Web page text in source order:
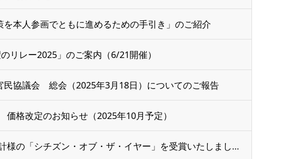
を本人参画でともに進めるための手引き」のご紹介
リレー2025」のご案内（6/21開催）
民協議会 総会（2025年3月18日）についてのご報告
格改定のお知らせ（2025年10月予定）
シチズン時計様の「シチズン・オブ・ザ・イヤー」を受賞いたしました。